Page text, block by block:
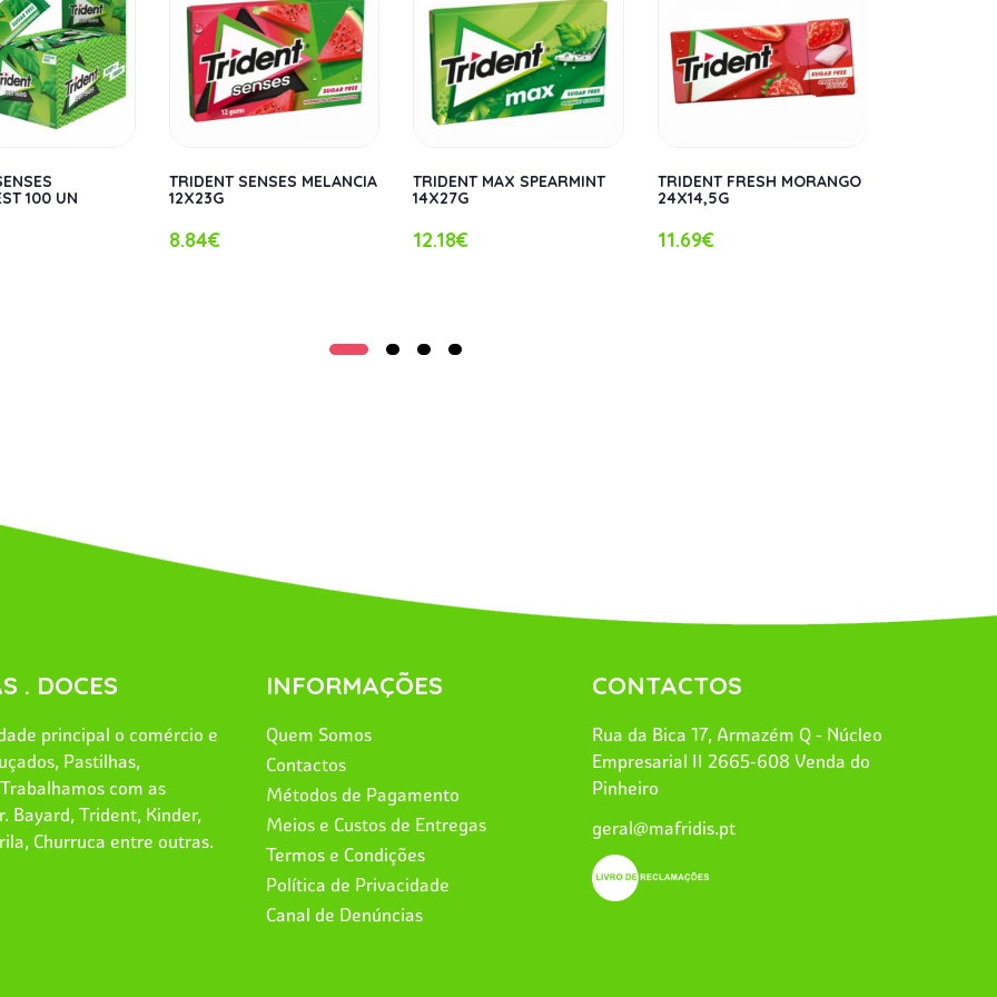
100 UN
TRIDENT SENSES MELANCIA
12X23G
8.84€
TRIDENT MAX SPEARMINT
14X27G
12.18€
TRIDENT FRESH MORANGO
24X14,5G
11.69€
. DOCES
principal o comércio e
Pastilhas,
com as
Bayard, Trident, Kinder,
Churruca entre outras.
INFORMAÇÕES
Quem Somos
Contactos
Métodos de Pagamento
Meios e Custos de Entregas
Termos e Condições
Política de Privacidade
Canal de Denúncias
CONTACTOS
Rua da Bica 17, Armazém Q - Núcleo
Empresarial II 2665-608 Venda do
Pinheiro
geral@mafridis.pt